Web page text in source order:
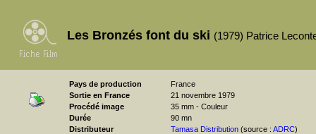
Les Bronzés font du ski (1979) Patrice
Pays de production
France
Sortie en France
21 novembre 1979
Procédé image
35 mm - Couleur
Durée
90 mn
Distributeur
Tamasa Distribution (source : ADRC)